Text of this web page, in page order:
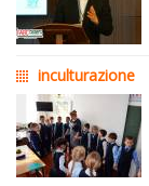
inculturazione